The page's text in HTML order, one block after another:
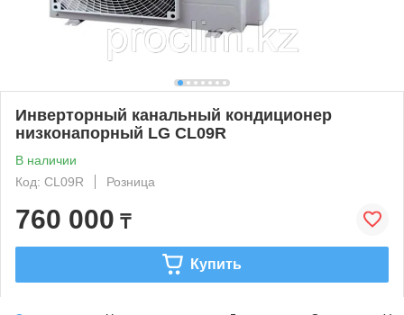
Инверторный канальный кондиционер
низконапорный LG CL09R
В наличии
Код: CL09R
Розница
760 000 ₸
Купить